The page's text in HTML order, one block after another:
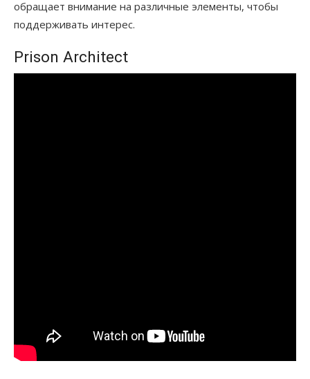
обращает внимание на различные элементы, чтобы
поддерживать интерес.
Prison Architect